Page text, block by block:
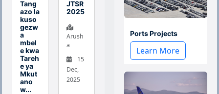
Tang
azo la
kuso
gezw
a
mbel
e kwa
Tareh
e ya
Mkut
ano
w...
JTSR
2025
Arush
a
15
Dec,
2025
Ports Projects
Learn More